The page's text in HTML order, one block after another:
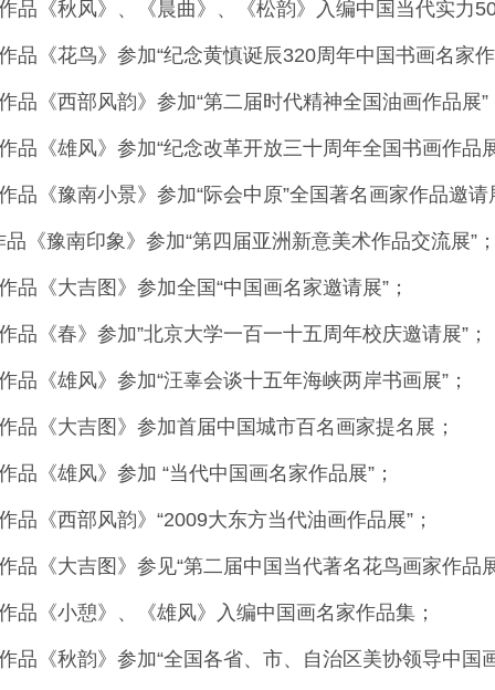
品《秋风》、《晨曲》、《松韵》入编中国当代实力
品《花鸟》参加“纪念黄慎诞辰320周年中国书画名家
品《西部风韵》参加“第二届时代精神全国油画作品展”
品《雄风》参加“纪念改革开放三十周年全国书画作品
品《豫南小景》参加“际会中原”全国著名画家作品邀请
《豫南印象》参加“第四届亚洲新意美术作品交流展”
品《大吉图》参加全国“中国画名家邀请展”；
品《春》参加”北京大学一百一十五周年校庆邀请展”；
品《雄风》参加“汪辜会谈十五年海峡两岸书画展”；
品《大吉图》参加首届中国城市百名画家提名展；
品《雄风》参加 “当代中国画名家作品展”；
品《西部风韵》“2009大东方当代油画作品展”；
品《大吉图》参见“第二届中国当代著名花鸟画家作品
品《小憩》、《雄风》入编中国画名家作品集；
品《秋韵》参加“全国各省、市、自治区美协领导中国